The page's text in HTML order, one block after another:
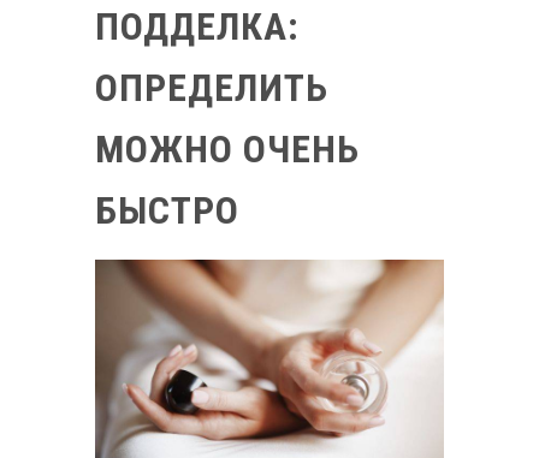
ПОДДЕЛКА:
ОПРЕДЕЛИТЬ
МОЖНО ОЧЕНЬ
БЫСТРО